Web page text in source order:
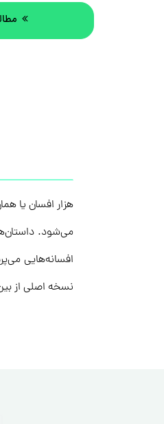
هزار افسان یا
می‌شود.
افسانه‌هایی
نسخه اصلی از